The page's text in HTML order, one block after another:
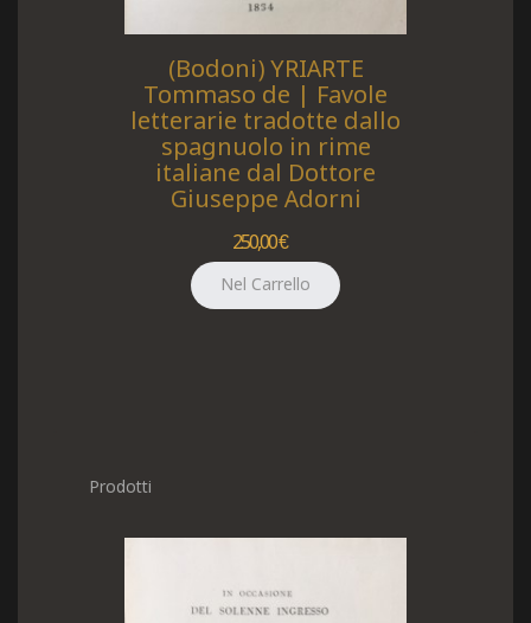
(Bodoni) YRIARTE
Tommaso de | Favole
letterarie tradotte dallo
spagnuolo in rime
italiane dal Dottore
Giuseppe Adorni
250,00 €
Prodotti